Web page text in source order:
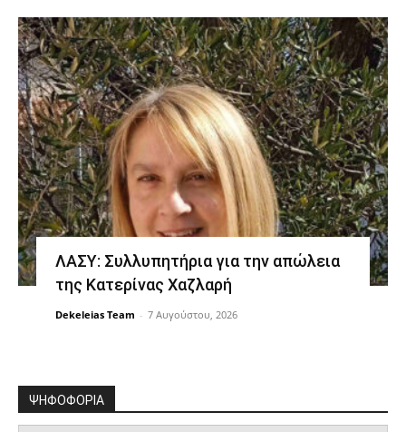
ΛΑΣΥ: Συλλυπητήρια για την απώλεια
της Κατερίνας Χαζλαρή
Dekeleias Team - 7 Αυγούστου, 2026
ΨΗΦΟΦΟΡΙΑ